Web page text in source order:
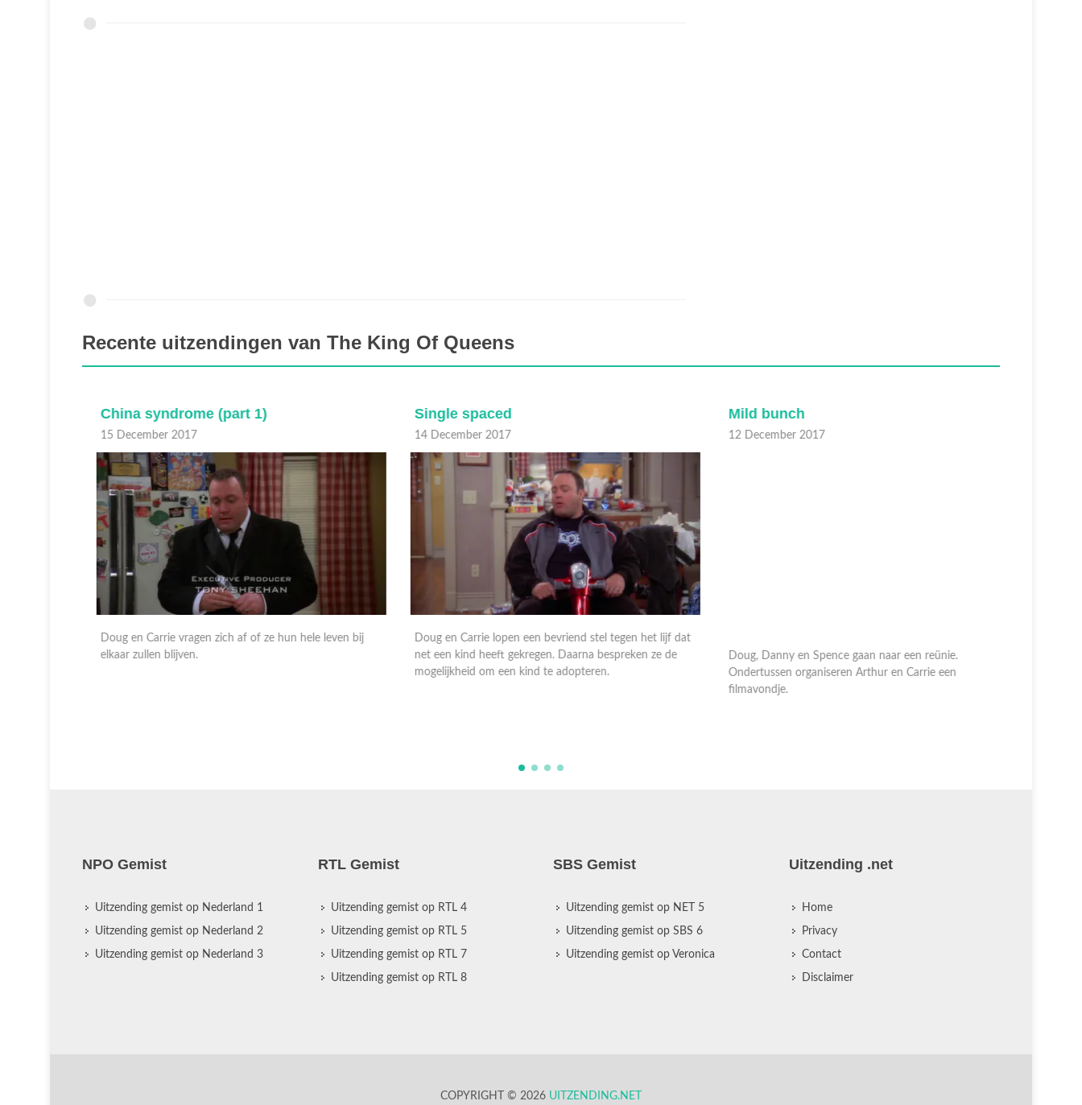
Recente uitzendingen van The King Of Queens
China syndrome (part 1)
15 December 2017
Doug en Carrie vragen zich af of ze hun hele leven bij
elkaar zullen blijven.
Single spaced
14 December 2017
Doug en Carrie lopen een bevriend stel tegen het lijf dat
net een kind heeft gekregen. Daarna bespreken ze de
mogelijkheid om een kind te adopteren.
Mild bunch
12 December 2017
Ondertussen organiseren Arthur en Carrie een
filmavondje.
NPO Gemist
Uitzending gemist op Nederland 1
Uitzending gemist op Nederland 2
Uitzending gemist op Nederland 3
RTL Gemist
Uitzending gemist op RTL 4
Uitzending gemist op RTL 5
Uitzending gemist op RTL 7
Uitzending gemist op RTL 8
SBS Gemist
Uitzending gemist op NET 5
Uitzending gemist op SBS 6
Uitzending gemist op Veronica
Uitzending .net
Home
Privacy
Contact
Disclaimer
COPYRIGHT © 2026 UITZENDING.NET